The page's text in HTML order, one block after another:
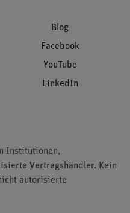
Blog
Facebook
YouTube
LinkedIn
Institutionen,
Vertragshändler. Kein
autorisierte